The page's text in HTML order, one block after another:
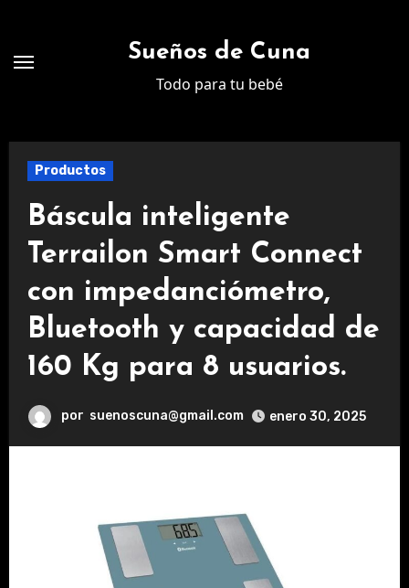
contenido
Sueños de Cuna
Todo para tu bebé
Productos
Báscula inteligente
Terrailon Smart Connect
con impedanciómetro,
Bluetooth y capacidad de
160 Kg para 8 usuarios.
por suenoscuna@gmail.com enero 30, 2025